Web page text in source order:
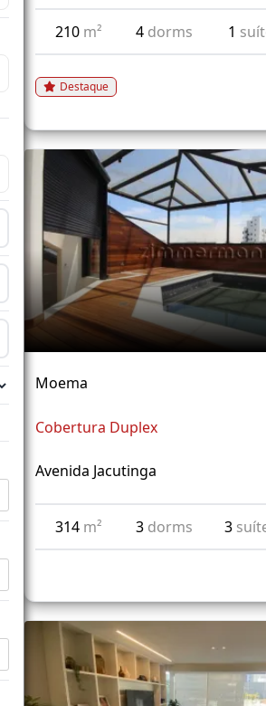
210 m² 4 dorms 1
Destaque
Moema
Cobertura Duplex
Avenida Jacutinga
314 m² 3 dorms 3